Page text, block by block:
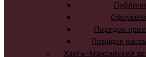
Порядок
Порядок
Ханты-Мансийский